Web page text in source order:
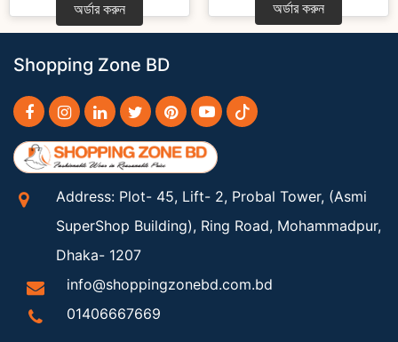
অর্ডার করুন অর্ডার করুন
Shopping Zone BD
Address: Plot- 45, Lift- 2, Probal Tower, (Asmi
SuperShop Building), Ring Road, Mohammadpur,
Dhaka- 1207
info@shoppingzonebd.com.bd
01406667669